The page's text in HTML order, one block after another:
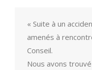
« Suite à un
amenés à
Conseil.
Nous avons